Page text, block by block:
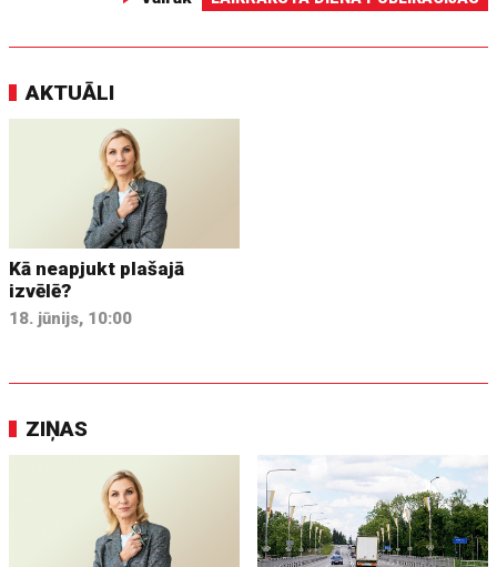
AKTUĀLI
Kā neapjukt plašajā
izvēlē?
18. jūnijs, 10:00
ZIŅAS